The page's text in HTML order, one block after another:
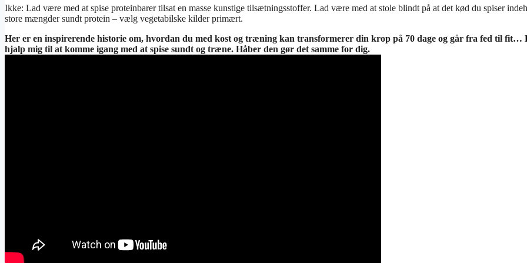
Ikke: Lad være med at spise proteinbarer tilsat en masse kunstige tilsætningsstoffer. Lad være med at stole blindt på at det kød du spiser
store mængder sundt protein – vælg vegetabilske kilder primært.
Her er en inspirerende historie om, hvordan du med kost og træning kan transformerer din krop på 70 dage og går fra fed til fit…
hjalp mig til at komme igang med at spise sundt og træne. Håber den gør det samme for dig.